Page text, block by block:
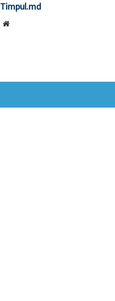
Timpul.md